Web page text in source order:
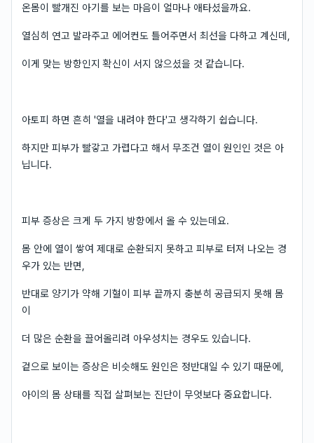
온몸이 빨개진 아기를 보는 마음이 얼마나 애타셨을까요.
열심히 연고 발라주고 에어컨도 틀어주면서 최선을 다하고 계신데,
이게 맞는 방향인지 확신이 서지 않으셨을 것 같습니다.
아토피 하면 흔히 '열을 내려야 한다'고 생각하기 쉽습니다.
하지만 피부가 빨갛고 가렵다고 해서 무조건 열이 원인인 것은 아
닙니다.
피부 증상은 크게 두 가지 방향에서 올 수 있는데요.
몸 안에 열이 쌓여 제대로 순환되지 못하고 피부로 터져 나오는 경
우가 있는 반면,
반대로 양기가 약해 기혈이 피부 끝까지 충분히 공급되지 못해 몸
이
더 많은 순환을 끌어올리려 아우성치는 경우도 있습니다.
겉으로 보이는 증상은 비슷해도 원인은 정반대일 수 있기 때문에,
아이의 몸 상태를 직접 살펴보는 진단이 무엇보다 중요합니다.